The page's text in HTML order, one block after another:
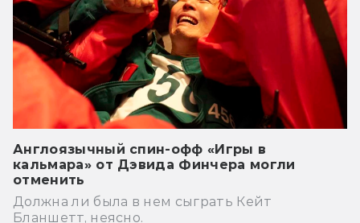
Англоязычный спин-офф «Игры в
кальмара» от Дэвида Финчера могли
отменить
Должна ли была в нем сыграть Кейт
Бланшетт, неясно.